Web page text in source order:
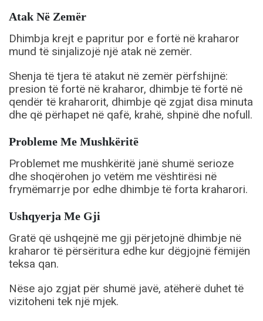
Atak Në Zemër
Dhimbja krejt e papritur por e fortë në kraharor
mund të sinjalizojë një atak në zemër.
Shenja të tjera të atakut në zemër përfshijnë:
presion të fortë në kraharor, dhimbje të fortë në
qendër të kraharorit, dhimbje që zgjat disa minuta
dhe që përhapet në qafë, krahë, shpinë dhe nofull.
Probleme Me Mushkëritë
Problemet me mushkëritë janë shumë serioze
dhe shoqërohen jo vetëm me vështirësi në
frymëmarrje por edhe dhimbje të forta kraharori.
Ushqyerja Me Gji
Gratë që ushqejnë me gji përjetojnë dhimbje në
kraharor të përsëritura edhe kur dëgjojnë fëmijën
teksa qan.
Nëse ajo zgjat për shumë javë, atëherë duhet të
vizitoheni tek një mjek.